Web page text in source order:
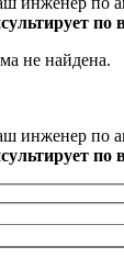
по
не найдена.
инженер по
по